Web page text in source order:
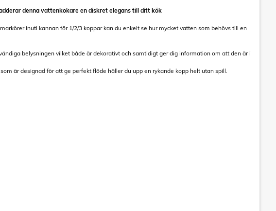
denna vattenkokare en diskret elegans till ditt kök
inuti kannan för 1/2/3 koppar kan du enkelt se hur mycket vatten som behövs till en
belysningen vilket både är dekorativt och samtidigt ger dig information om att den är i
är designad för att ge perfekt flöde häller du upp en rykande kopp helt utan spill.